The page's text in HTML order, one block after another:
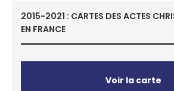
2015-2021 : CARTES DES ACTES
EN FRANCE
Voir la carte